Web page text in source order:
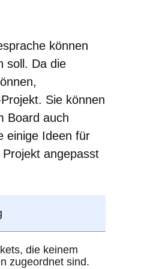
können
soll. Da die
Sie können
Board auch
einige Ideen für
angepasst
die keinem
zugeordnet sind.